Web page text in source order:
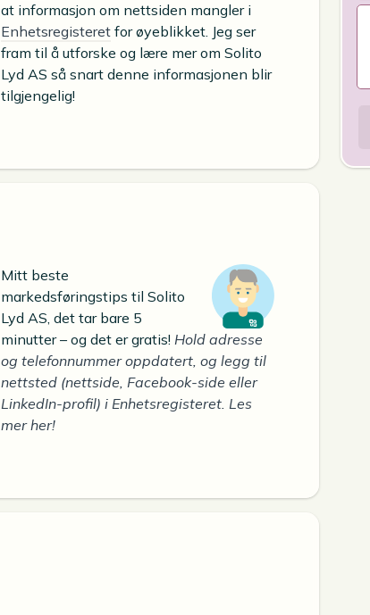
at informasjon om nettsiden mangler i
Enhetsregisteret for øyeblikket. Jeg ser
fram til å utforske og lære mer om Solito
Lyd AS så snart denne informasjonen blir
tilgjengelig!
Mitt beste
markedsføringstips til Solito
Lyd AS, det tar bare 5
minutter – og det er gratis! Hold adresse
og telefonnummer oppdatert, og legg til
nettsted (nettside, Facebook-side eller
LinkedIn-profil) i Enhetsregisteret. Les
mer her!